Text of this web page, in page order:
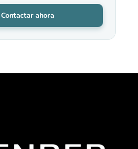
Contactar ahora